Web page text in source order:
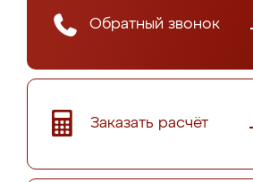
Обратный звонок
Заказать расчёт